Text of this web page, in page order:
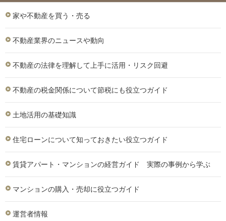
家や不動産を買う・売る
不動産業界のニュースや動向
不動産の法律を理解して上手に活用・リスク回避
不動産の税金関係について節税にも役立つガイド
土地活用の基礎知識
住宅ローンについて知っておきたい役立つガイド
賃貸アパート・マンションの経営ガイド 実際の事例から学ぶ
マンションの購入・売却に役立つガイド
運営者情報